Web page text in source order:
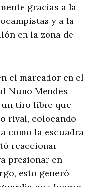
gracias a la
y a la
en la zona de
el marcador en el
Nuno Mendes
un tiro libre que
rival, colocando
como la escuadra
reaccionar
presionar en
esto generó